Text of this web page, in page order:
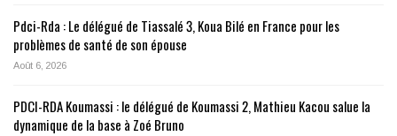
Pdci-Rda : Le délégué de Tiassalé 3, Koua Bilé en France pour les
problèmes de santé de son épouse
Août 6, 2026
PDCI-RDA Koumassi : le délégué de Koumassi 2, Mathieu Kacou salue la
dynamique de la base à Zoé Bruno